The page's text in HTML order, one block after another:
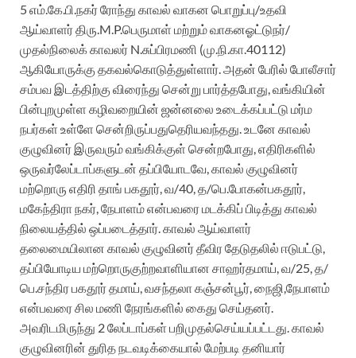
5எம்.கே.பி.நகர்ரோந்து காவல் வாகன பொறுப்பு/உதவி
ஆய்வாளர்திரு.M.P.பெருமாள் மற்றும்வாகனஓட்டுநர்/
முதல்நிலைக்காவலர் N.சுப்பிரமணி (மு.நி.கா.40112)
ஆகியோருக்கு தகவல்கொடுத்துள்ளார் அதன் பேரில் போலீசார்
சம்பவ இடத்திற்கு விரைந்து சென்று பார்த்தபோது வங்கியின்
பின்புறமுள்ள கழிவறையின் ஜன்னலை உடைக்கப்பட்டு மர்ம
நபர்கள் உள்ளே சென்றிருப்பதுதெரியவந்தது உடனே காவல்
குழுவினர் இருவரும்வங்கிக்குள் சென்றபோது எதிரிகளில்
ஒருவர்லேப்டாப்களுடன் தப்பியோடவே காவல் குழுவினர்
மற்றொரு எதிரி தாங் பகதூர் , வ/40 , த/பெ. போகன்பகதூர்
மகேந்திராநகர் நேபாளம்என்பவரைமடக்கிப் பிடித்து காவல்
நிலையத்தில் ஒப்படைத்தார் காவல் ஆய்வாளர்
தலைமையிலான காவல் குழுவினர்தீவிரதேடுதலில் ஈடுபட்டு
தப்பியோடிய மற்றொருகுற்றவாளியான சாஹர்தமாய் , வ/25, த/
பெ.சந்திரபகதூர்தமாய் வசந்தலாகஞ்சன்பூர் நைஜி நேபாளம்
என்பவரைசில மணி நேரங்களில் கைது செய்தனர்
அவரிடமிருந்து 2லேப்டாப்கள் பறிமுதல்செய்யப்பட்டது காவல்
குழுவினரின் துரிதநடவடிக்கையால் மேற்படி தனியார்